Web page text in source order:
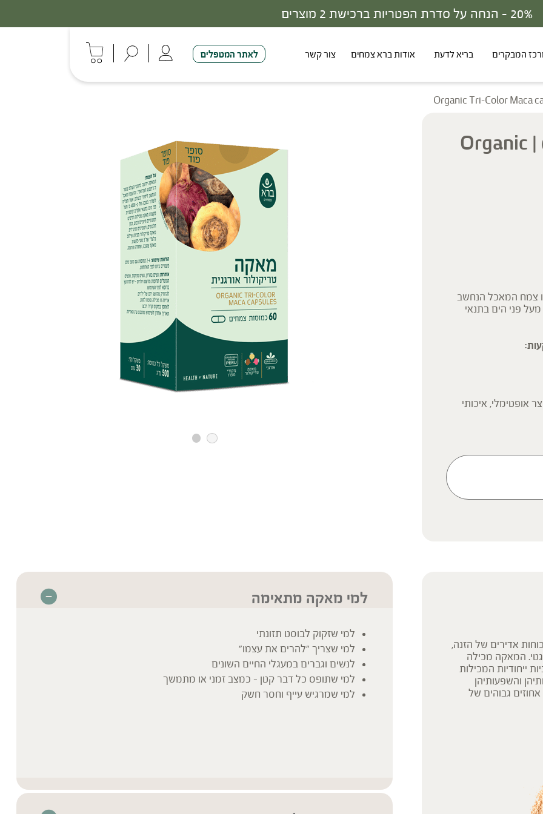
30% - הנחה על סדרת הפטריות ברכישת 3 מוצרים
המבקרים בריא לדעת אודות ברא צמחים צור קשר לאתר המטפלים
מאקה טריקולור אורגנית (כמוסות) | Organic
צמח המאכל הנחשב
מצליח לשרוד בגובה של כ- 4000 מטר מעל פני הים בתנאי
אופטימלי, איכותי
המידע אינו מהווה המלצה
אדירים של הזנה,
המאקה מכילה
ייחודיות המכילות
והשפעותיהן
גבוהים של
למי מאקה מתאימה
למי שזקוק לבוסט תזונתי
למי שצריך "להרים את עצמו"
לנשים וגברים במעגלי החיים השונים
למי שתופס כל דבר קטן – כמצב זמני או מתמשך
למי שמרגיש עייף וחסר חשק